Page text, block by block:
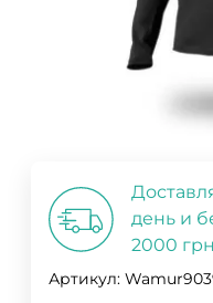
день и
2000 грн
Артикул: